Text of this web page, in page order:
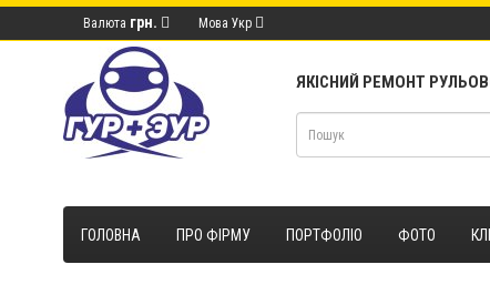
Валюта грн. Мова Укр
ЯКІСНИЙ РЕМОНТ
ГОЛОВНА ПРО ФІРМУ ПОРТФОЛІО ФОТО